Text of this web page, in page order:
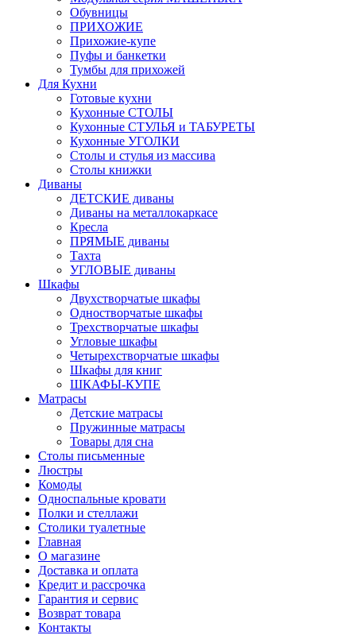
Обувницы
ПРИХОЖИЕ
Прихожие-купе
Пуфы и банкетки
Тумбы для прихожей
Для Кухни
Готовые кухни
Кухонные СТОЛЫ
Кухонные СТУЛЬЯ и ТАБУРЕТЫ
Кухонные УГОЛКИ
Столы и стулья из массива
Столы книжки
Диваны
ДЕТСКИЕ диваны
Диваны на металлокаркасе
Кресла
ПРЯМЫЕ диваны
Тахта
УГЛОВЫЕ диваны
Шкафы
Двухстворчатые шкафы
Одностворчатые шкафы
Трехстворчатые шкафы
Угловые шкафы
Четырехстворчатые шкафы
Шкафы для книг
ШКАФЫ-КУПЕ
Матрасы
Детские матрасы
Пружинные матрасы
Товары для сна
Столы письменные
Люстры
Комоды
Односпальные кровати
Полки и стеллажи
Столики туалетные
Главная
О магазине
Доставка и оплата
Кредит и рассрочка
Гарантия и сервис
Возврат товара
Контакты